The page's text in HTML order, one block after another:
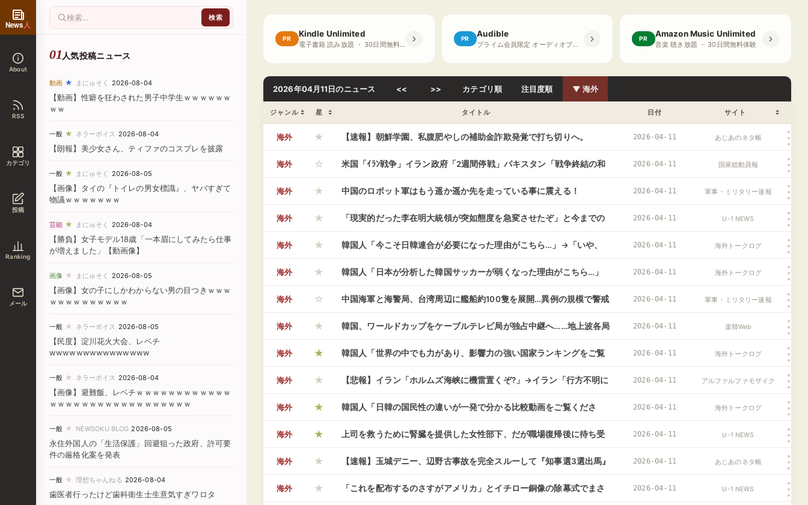
News人
About
RSS
カテゴリ
投稿
Ranking
メール
人気投稿ニュース
動画 ★ まにゅそく 2026-08-04
【動画】性癖を狂わされた男子中学生ｗｗｗｗｗｗ
ｗｗ
一般 ★ ネラーボイス 2026-08-04
【朗報】美少女さん、ティファのコスプレを披露
一般 ★ まにゅそく 2026-08-05
【画像】タイの『トイレの男女標識』、ヤバすぎて
物議ｗｗｗｗｗｗｗ
芸能 ★ まにゅそく 2026-08-04
【勝負】女子モデル18歳「一本眉にしてみたら仕事
が増えました」【動画像】
画像 ★ まにゅそく 2026-08-05
【画像】女の子にしかわからない男の目つきｗｗｗ
ｗｗｗｗｗｗｗｗｗｗ
一般 ★ ネラーボイス 2026-08-05
【民度】淀川花火大会、レベチ
wwwwwwwwwwwwwww
一般 ★ ネラーボイス 2026-08-04
【画像】避難飯、レベチｗｗｗｗｗｗｗｗｗｗｗｗ
ｗｗｗｗｗｗｗｗｗｗｗｗｗｗｗｗｗｗ
一般 ★ NEWSOKU BLOG 2026-08-05
永住外国人の「生活保護」回避狙った政府、許可要
件の厳格化案を発表
一般 ★ 理想ちゃんねる 2026-08-04
歯医者行ったけど歯科衛生士生意気すぎワロタ
PR Kindle Unlimited
電子書籍 読み放題 ・ 30日間無料体験
PR Audible
プライム会員限定 オーディオブック ・ 30日間無料体験
PR Amazon Music Unlimited
音楽 聴き放題 ・ 30日間無料体験
2026年04月11日のニュース << >> カテゴリ順 注目度順 ▼ 海外
ジャンル 星 タイトル 日付 サイト
海外 ★ 【速報】朝鮮学園、私腹肥やしの補助金詐欺発覚で打ち切りへ。 2026-04-11 あじあのネタ帳
海外 ☆ 米国「ｲﾗﾝ戦争」イラン政府「2週間停戦」パキスタン「戦争終結の和
平会談！」米国とイラン政府「同じ場所にいて顔合わせなし」報道特
集「反戦デモ絶賛！(動画」→
2026-04-11 国家総動員報
海外 ★ 中国のロボット軍はもう遥か遥か先を走っている事に震える！ 2026-04-11 軍事・ミリタリー速報
海外 ★ 「現実的だった李在明大統領が突如態度を急変させたぞ」と今までの
外交を投げ出すような対応に関係者困惑、何か韓国の国益上の合理的
な狙いはあるのだろうか？
2026-04-11 U-1 NEWS
海外 ★ 韓国人「今こそ日韓連合が必要になった理由がこちら…」→「いや、
日本側にしかメリットがない…（ﾌﾞﾙﾌﾞﾙ」＝韓国の反応
2026-04-11 海外トークログ
海外 ★ 韓国人「日本が分析した韓国サッカーが弱くなった理由がこちら…」
→「もうライバルじゃない…（ﾌﾞﾙﾌﾞﾙ」＝韓国の反応
2026-04-11 海外トークログ
海外 ☆ 中国海軍と海警局、台湾周辺に艦船約100隻を展開…異例の規模で警戒
強まる！
2026-04-11 軍事・ミリタリー速報
海外 ★ 韓国、ワールドカップをケーブルテレビ局が独占中継へ……地上波各局
は「放映権が高すぎる」「どうせ韓国代表の活躍もないし」と敬遠
2026-04-11 楽韓Web
海外 ★ 韓国人「世界の中でも力があり、影響力の強い国家ランキングをご覧
ください…」→「なんでこの順位…？（ﾌﾞﾙﾌﾞﾙ」＝韓国の反応
2026-04-11 海外トークログ
海外 ★ 【悲報】イラン「ホルムズ海峡に機雷置くぞ?」→イラン「行方不明に
なっちゃった?」
2026-04-11 アルファルファモザイク
海外 ★ 韓国人「日韓の国民性の違いが一発で分かる比較動画をご覧くださ
い…」→「我が国もやろうと思えば…（ﾌﾞﾙﾌﾞﾙ」＝韓国の反応
2026-04-11 海外トークログ
海外 ★ 上司を救うために腎臓を提供した女性部下、だが職場復帰後に待ち受
けていたのは「地獄」のような待遇で……
2026-04-11 U-1 NEWS
海外 ★ 【速報】玉城デニー、辺野古事故を完全スルーして『知事選3選出馬』
を強行。 「反対が半数以上だ」と断言、勝算ゼロの・・・
2026-04-11 あじあのネタ帳
海外 ★ 「これを配布するのさすがアメリカ」とイチロー銅像の除幕式でまさ 2026-04-11 U-1 NEWS